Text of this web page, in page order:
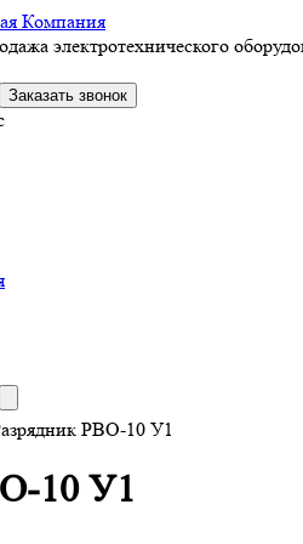
Компания
электротехнического
РВО-10 У1
10 У1